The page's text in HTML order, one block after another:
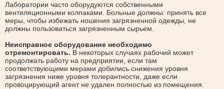
Лаборатории часто оборудуются собственными
вентиляционными колпаками. Больные должны: принять все
меры, чтобы избежать ношения загрязненной одежды, не
должны пользоваться загрязненным сырьем.
Неисправное оборудование необходимо
отремонтировать. В некоторых случаях рабочий может
продолжать работу на предприятии, если там
соответствующими мерами добились снижения уровня
загрязнения ниже уровня толерантности, даже если
провоцирующий агент не удален полностью из помещения.